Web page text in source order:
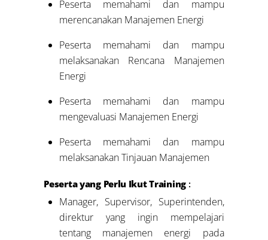
Peserta memahami dan mampu
merencanakan Manajemen Energi
Peserta memahami dan mampu
melaksanakan Rencana Manajemen
Energi
Peserta memahami dan mampu
mengevaluasi Manajemen Energi
Peserta memahami dan mampu
melaksanakan Tinjauan Manajemen
Peserta yang Perlu Ikut Training:
Manager, Supervisor, Superintenden,
direktur yang ingin mempelajari
tentang manajemen energi pada